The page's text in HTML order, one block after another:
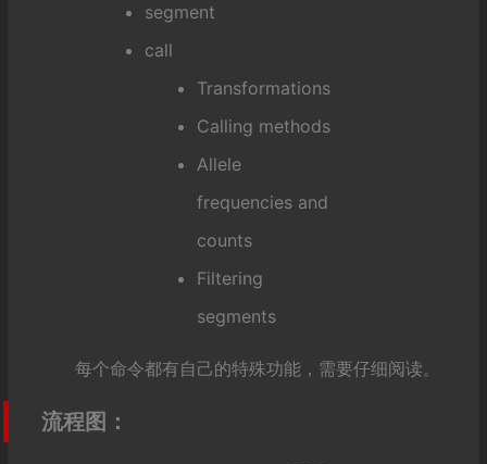
segment
call
Transformations
Calling methods
Allele
frequencies and
counts
Filtering
segments
每个命令都有自己的特殊功能，需要仔细阅读。
流程图：